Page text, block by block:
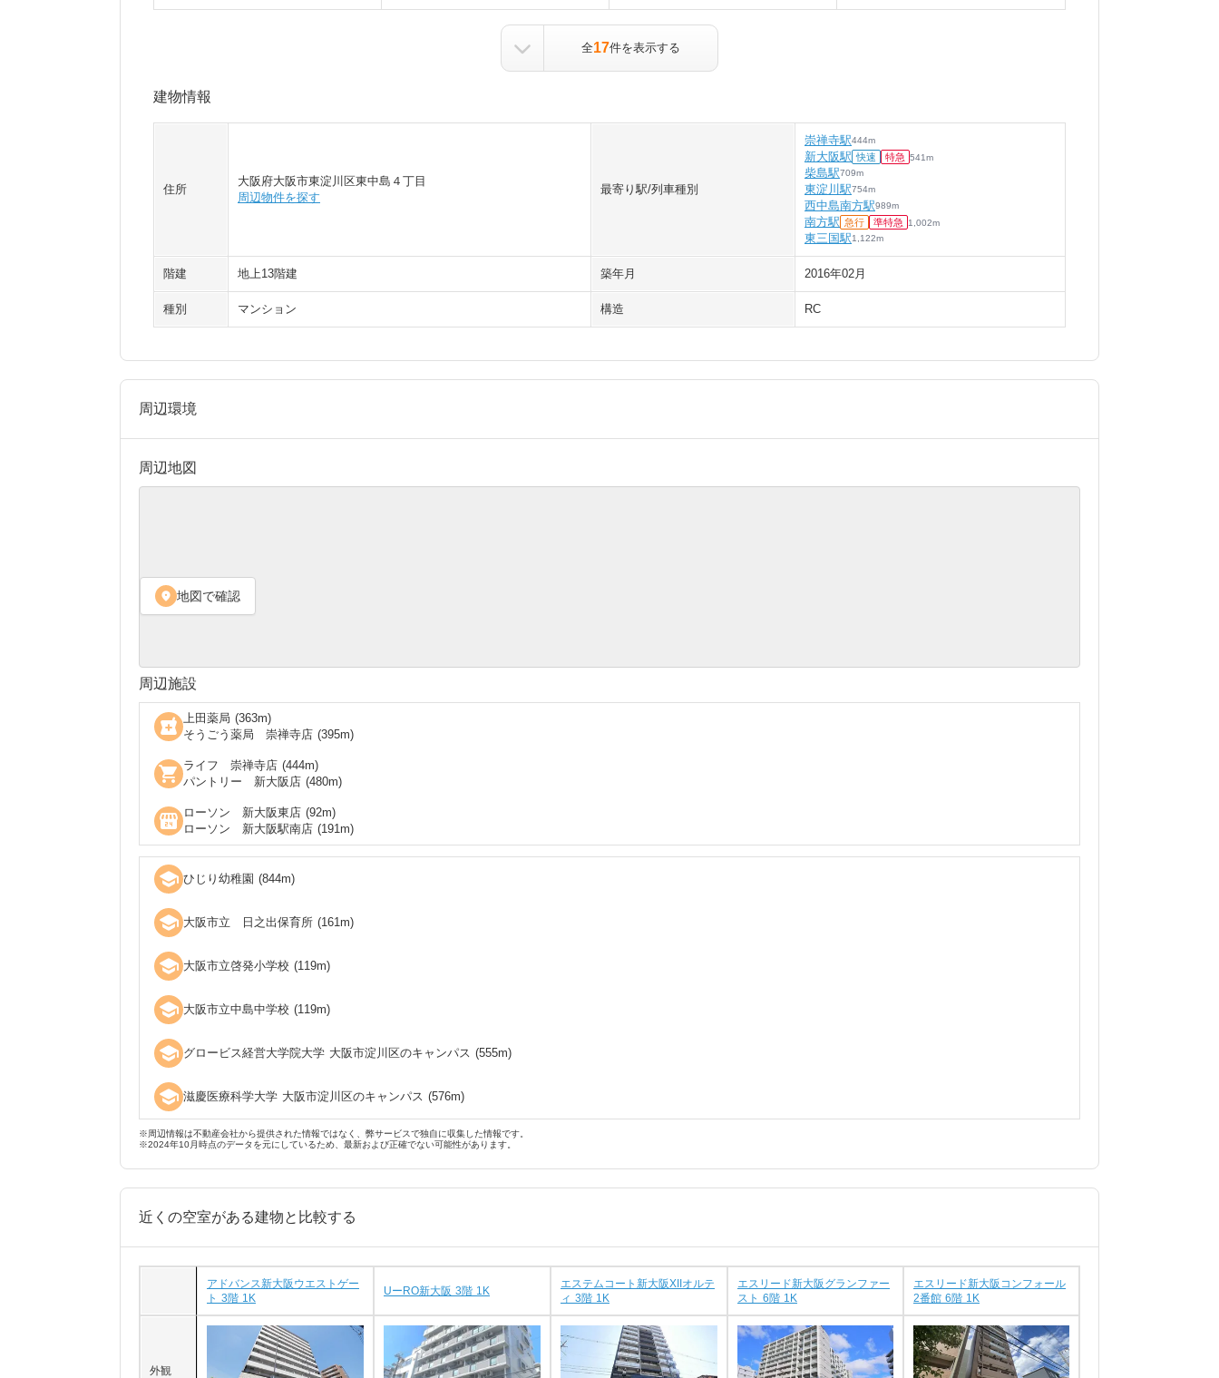
全17件を表示する
建物情報
住所
大阪府大阪市東淀川区東中島４丁目
周辺物件を探す
最寄り駅/列車種別
崇禅寺駅444m
新大阪駅 快速 特急 541m
柴島駅709m
東淀川駅754m
西中島南方駅989m
南方駅 急行 準特急 1,002m
東三国駅1,122m
階建 地上13階建 築年月 2016年02月
種別 マンション 構造 RC
周辺環境
周辺地図
location_on 地図で確認
周辺施設
local_pharmacy 上田薬局 (363m)
そうごう薬局 崇禅寺店 (395m)
shopping_cart ライフ 崇禅寺店 (444m)
パントリー 新大阪店 (480m)
local_convenience_store ローソン 新大阪東店 (92m)
ローソン 新大阪駅南店 (191m)
school ひじり幼稚園 (844m)
school 大阪市立 日之出保育所 (161m)
school 大阪市立啓発小学校 (119m)
school 大阪市立中島中学校 (119m)
school グロービス経営大学院大学 大阪市淀川区のキャンパス (555m)
school 滋慶医療科学大学 大阪市淀川区のキャンパス (576m)
※周辺情報は不動産会社から提供された情報ではなく、弊サービスで独自に収集した情報です。
※2024年10月時点のデータを元にしているため、最新および正確でない可能性があります。
近くの空室がある建物と比較する
アドバンス新大阪ウエストゲー
ト 3階 1K
UーRO新大阪 3階 1K
エステムコート新大阪XIIオルテ
ィ 3階 1K
エスリード新大阪グランファー
スト 6階 1K
エスリード新大阪コンフォール
2番館 6階 1K
外観